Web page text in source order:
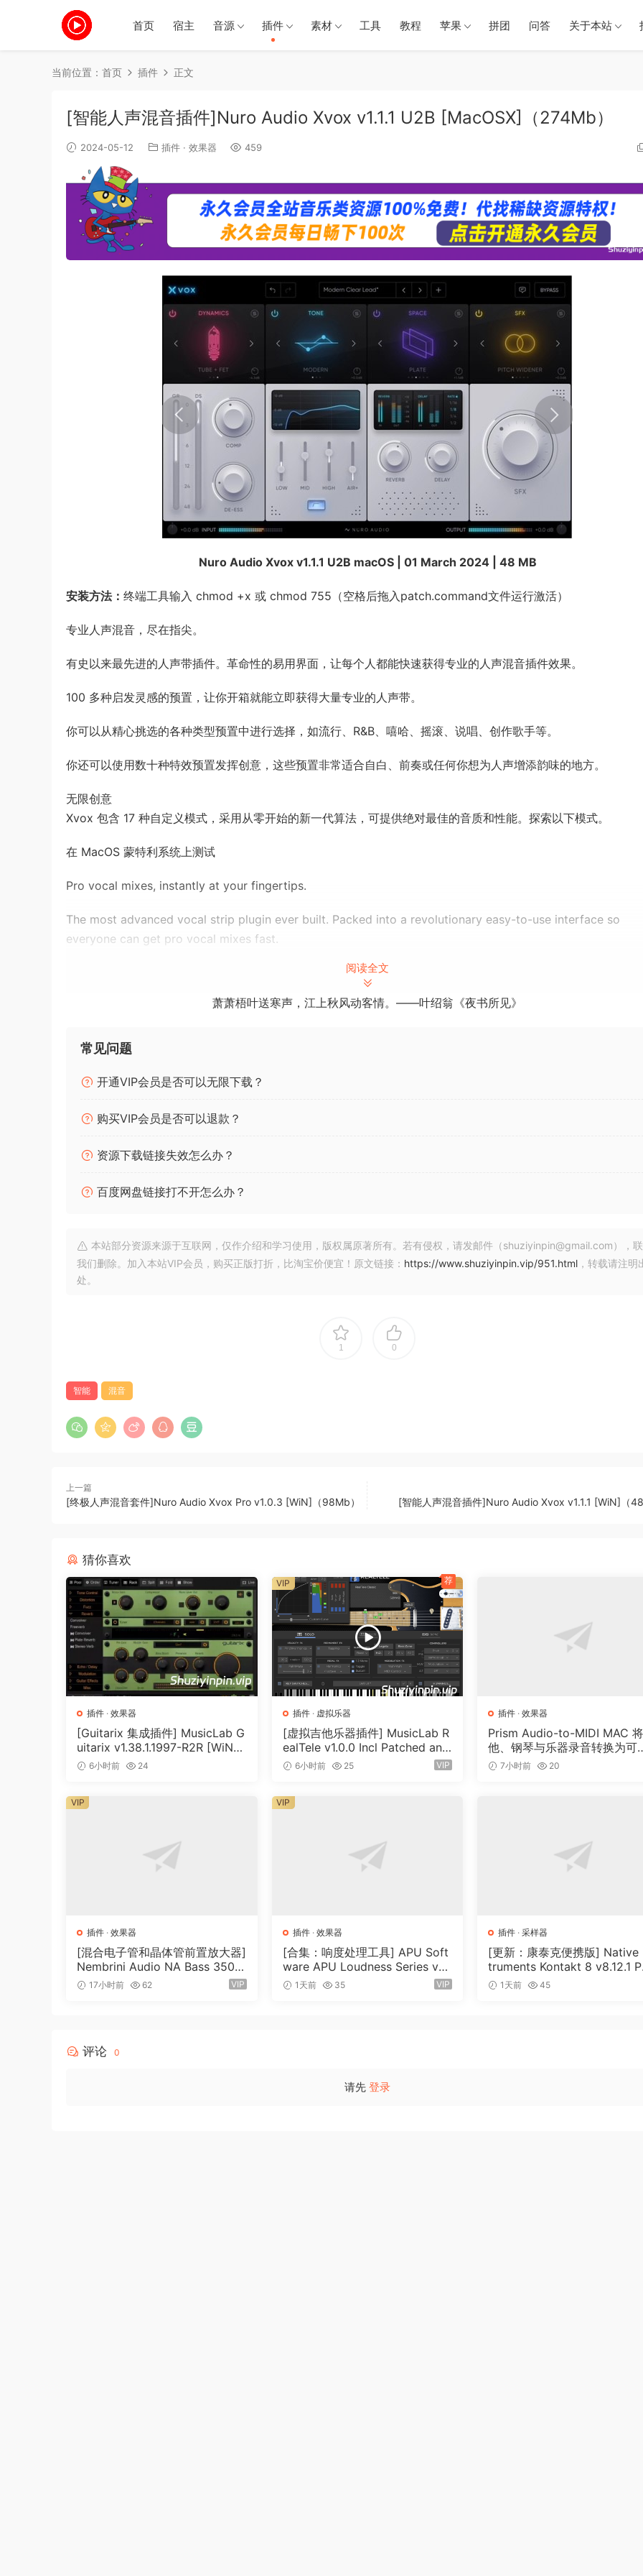
首页 宿主 音源 插件 素材 工具 教程 苹果 拼团 问答 关于本站
当前位置： 首页 插件 正文
[智能人声混音插件]Nuro Audio Xvox v1.1.1 U2B [MacOSX]（274Mb）
2024-05-12 插件 · 效果器 459
Nuro Audio Xvox v1.1.1 U2B macOS | 01 March 2024 | 48 MB
安装方法： 终端工具输入 chmod +x 或 chmod 755（空格后拖入patch.command文件运行激活）
专业人声混音，尽在指尖。
有史以来最先进的人声带插件。革命性的易用界面，让每个人都能快速获得专业的人声混音插件效果。
100 多种启发灵感的预置，让你开箱就能立即获得大量专业的人声带。
你可以从精心挑选的各种类型预置中进行选择，如流行、R&B、嘻哈、摇滚、说唱、创作歌手等。
你还可以使用数十种特效预置发挥创意，这些预置非常适合自白、前奏或任何你想为人声增添韵味的地方。
无限创意
Xvox 包含 17 种自定义模式，采用从零开始的新一代算法，可提供绝对最佳的音质和性能。探索以下模式。
在 MacOS 蒙特利系统上测试
Pro vocal mixes, instantly at your fingertips.
The most advanced vocal strip plugin ever built. Packed into a revolutionary easy-to-use interface so
everyone can get pro vocal mixes fast.
100+ inspiring presets give you instant access to tons of pro vocal strips – right out of the box.
Choose from a curated selection of genre-based presets like pop, R&B, hip-hop, rock, rap, singer-
Or get creative with dozens of special effects presets, perfect for ad libs, intros, or anywhere you want
add some flavor to your vocals.
Unlimited creativity.
absolute best quality and performance. Explore the modes below.
Tested on macOS Monterey
阅读全文
萧萧梧叶送寒声，江上秋风动客情。——叶绍翁《夜书所见》
常见问题
开通VIP会员是否可以无限下载？
购买VIP会员是否可以退款？
资源下载链接失效怎么办？
百度网盘链接打不开怎么办？
本站部分资源来源于互联网，仅作介绍和学习使用，版权属原著所有。若有侵权，请发邮件（shuziyinpin@gmail.com），
我们删除。加入本站VIP会员，购买正版打折，比淘宝价便宜！原文链接： https://www.shuziyinpin.vip/951.html ，转载请注明
处。
1 0
智能 混音
上一篇
[终极人声混音套件]Nuro Audio Xvox Pro v1.0.3 [WiN]（98Mb） [智能人声混音插件]Nuro Audio Xvox v1.1.1 [WiN]（
猜你喜欢
插件 · 效果器
[Guitarix 集成插件] MusicLab G
uitarix v1.38.1.1997-R2R [WiN]
（7.5MB）
6小时前 24
插件· 虚拟乐器
[虚拟吉他乐器插件] MusicLab R
ealTele v1.0.0 Incl Patched and
Keygen-R2R [WiN]（13.7MB）
6小时前 25 VIP
VIP 荐
插件 ·效果器
Prism Audio-to-MIDI MAC
他、钢琴与乐器录音转换为可
辑 MIDI
7小时前 20
插件 · 效果器
[混合电子管和晶体管前置放大器]
Nembrini Audio NA Bass 3500
v1.0.0 Incl Keygen-R2R [WiN]
17小时前 62 VIP
VIP
插件· 效果器
[合集：响度处理工具] APU Soft
ware APU Loudness Series v5.
7.0 Incl Keygen-R2R [WiN]（5
1天前 35 VIP
VIP
插件 ·采样器
[更新：康泰克便携版] Native
truments Kontakt 8 v8.12.1
TABLE-vkDanilov [WiN]（
1天前 45
评论 0
请先 登录